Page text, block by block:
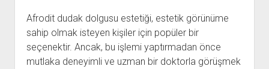
Afrodit dudak dolgusu estetiği, estetik görünüme
sahip olmak isteyen kişiler için popüler bir
seçenektir. Ancak, bu işlemi yaptırmadan önce
mutlaka deneyimli ve uzman bir doktorla görüşmek